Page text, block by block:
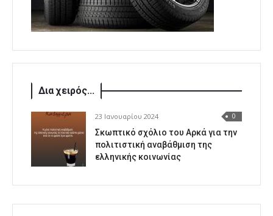
Δια χειρός...
23 Ιανουαρίου 2024 0
Σκωπτικό σχόλιο του Αρκά για την
πολιτιστική αναβάθμιση της
ελληνικής κοινωνίας